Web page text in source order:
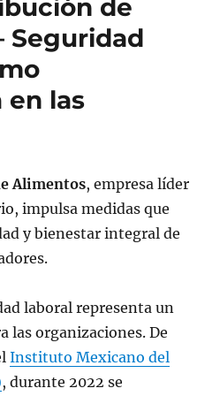
de
Seguridad
en las
Alimentos, empresa líder
impulsa medidas que
y bienestar integral de
laboral representa un
las organizaciones. De
Instituto Mexicano del
, durante 2022 se